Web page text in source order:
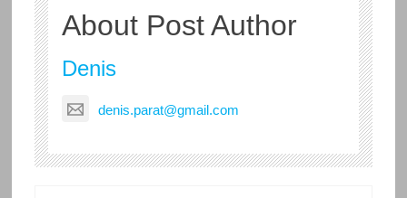
About Post Author
Denis
denis.parat@gmail.com